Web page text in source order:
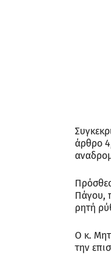
άρθρο
Πάγου,
ρητή
Ο κ.
την